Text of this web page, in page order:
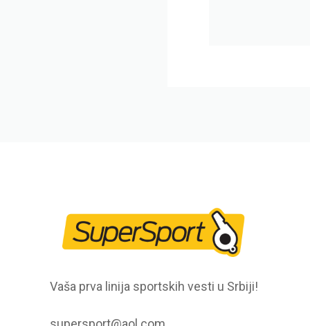
Vaša prva linija sportskih vesti u Srbiji!